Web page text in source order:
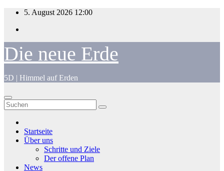
Zum
springen
5. August 2026 12:00
Die neue Erde
5D | Himmel auf Erden
Startseite
Über uns
Schritte und Ziele
Der offene Plan
News